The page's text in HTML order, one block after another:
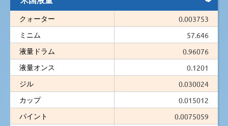
クォーター
0.003753
ミニム
57.646
液量ドラム
0.96076
液量オンス
0.1201
ジル
0.030024
カップ
0.015012
パイント
0.0075059